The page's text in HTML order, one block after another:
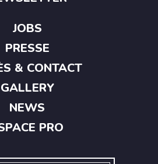
JOBS
PRESSE
& CONTACT
GALLERY
NEWS
PRO